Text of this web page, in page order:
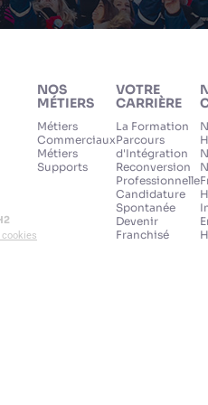
cookies
NOS
MÉTIERS
Métiers
Commerciaux
Métiers
Supports
VOTRE
CARRIÈRE
La Formation
Parcours
d'Intégration
Reconversion
Professionnelle
Candidature
Spontanée
Devenir
Franchisé